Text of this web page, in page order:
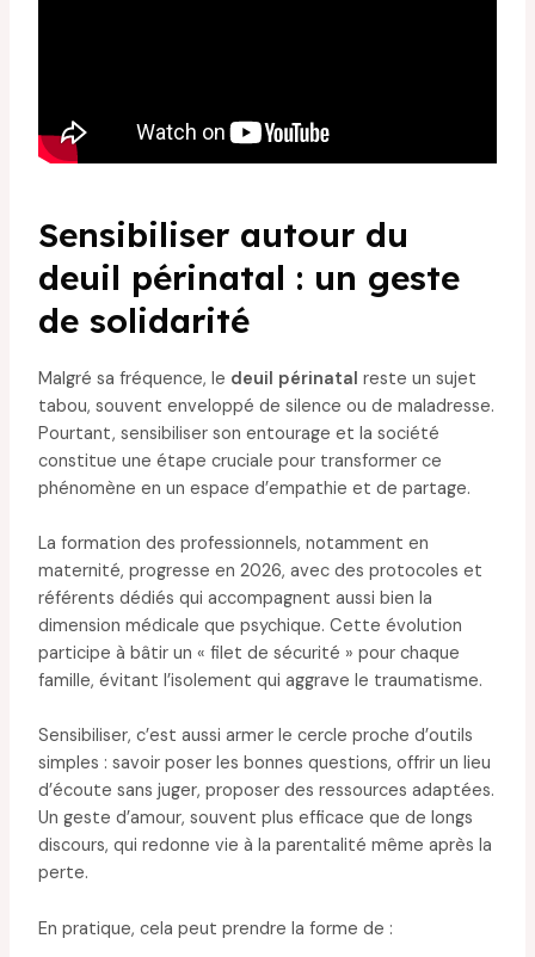
Sensibiliser autour du
deuil périnatal : un geste
de solidarité
Malgré sa fréquence, le deuil périnatal reste un sujet
tabou, souvent enveloppé de silence ou de maladresse.
Pourtant, sensibiliser son entourage et la société
constitue une étape cruciale pour transformer ce
phénomène en un espace d’empathie et de partage.
La formation des professionnels, notamment en
maternité, progresse en 2026, avec des protocoles et
référents dédiés qui accompagnent aussi bien la
dimension médicale que psychique. Cette évolution
participe à bâtir un « filet de sécurité » pour chaque
famille, évitant l’isolement qui aggrave le traumatisme.
Sensibiliser, c’est aussi armer le cercle proche d’outils
simples : savoir poser les bonnes questions, offrir un lieu
d’écoute sans juger, proposer des ressources adaptées.
Un geste d’amour, souvent plus efficace que de longs
discours, qui redonne vie à la parentalité même après la
perte.
En pratique, cela peut prendre la forme de :